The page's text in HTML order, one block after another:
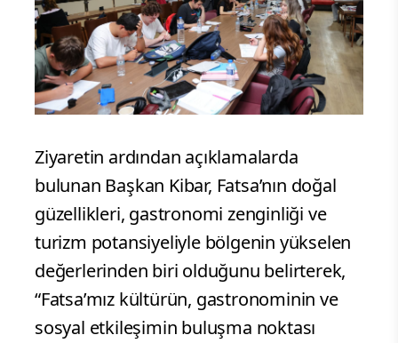
Ziyaretin ardından açıklamalarda
bulunan Başkan Kibar, Fatsa’nın doğal
güzellikleri, gastronomi zenginliği ve
turizm potansiyeliyle bölgenin yükselen
değerlerinden biri olduğunu belirterek,
“Fatsa’mız kültürün, gastronominin ve
sosyal etkileşimin buluşma noktası